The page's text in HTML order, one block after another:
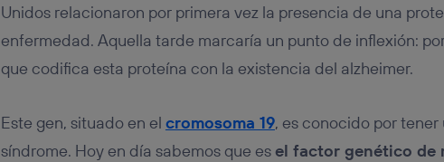
Unidos relacionaron por primera vez la presencia de una
enfermedad. Aquella tarde marcaría un punto de inflexión:
que codifica esta proteína con la existencia del alzheimer.
Este gen, situado en el cromosoma 19, es conocido por
síndrome. Hoy en día sabemos que esel factor genético de